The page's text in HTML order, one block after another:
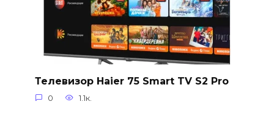
Телевизор Haier 75 Smart TV S2 Pro
0 1.1к.